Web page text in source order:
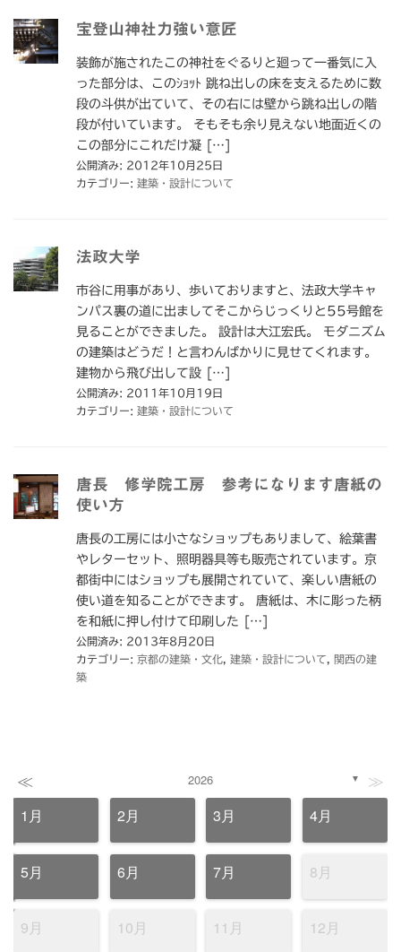
宝登山神社力強い意匠
装飾が施されたこの神社をぐるりと廻って一番気に入
った部分は、このｼｮｯﾄ 跳ね出しの床を支えるために数
段の斗供が出ていて、その右には壁から跳ね出しの階
段が付いています。 そもそも余り見えない地面近くの
この部分にこれだけ凝 […]
公開済み: 2012年10月25日
カテゴリー: 建築・設計について
法政大学
市谷に用事があり、歩いておりますと、法政大学キャ
ンパス裏の道に出ましてそこからじっくりと55号館を
見ることができました。 設計は大江宏氏。 モダニズム
の建築はどうだ！と言わんばかりに見せてくれます。
建物から飛び出して設 […]
公開済み: 2011年10月19日
カテゴリー: 建築・設計について
唐長 修学院工房 参考になります唐紙の
使い方
唐長の工房には小さなショップもありまして、絵葉書
やレターセット、照明器具等も販売されています。京
都街中にはショップも展開されていて、楽しい唐紙の
使い道を知ることができます。 唐紙は、木に彫った柄
を和紙に押し付けて印刷した […]
公開済み: 2013年8月20日
カテゴリー: 京都の建築・文化 建築・設計について
関西の建
築
≪ 2026 ▼ ≫
1月 2月 3月 4月
5月 6月 7月 8月
9月 10月 11月 12月